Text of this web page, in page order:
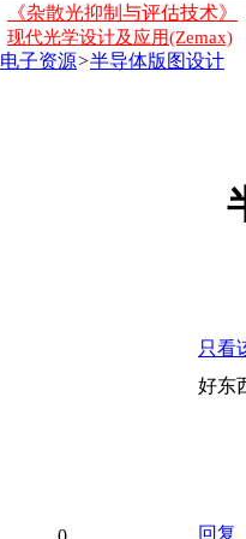
《杂散光抑制与评估技术》
现代光学设计及应用(Zemax)
电子资源>半导体版图设计
只看
好东
回复